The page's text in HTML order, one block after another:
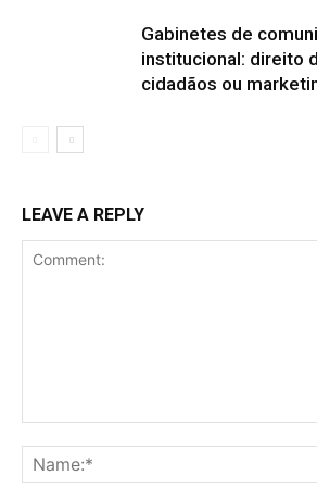
Gabinetes de
institucional: direito
cidadãos ou
LEAVE A REPLY